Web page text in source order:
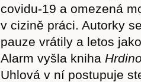
covidu-19 a omezená
v cizině práci. Autorky
pauze vrátily a letos
Alarm vyšla kniha
Uhlová v ní postupuje